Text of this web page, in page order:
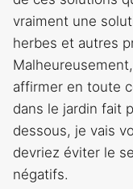
vraiment une
herbes et autres
affirmer en toute
dans le jardin fait
dessous, je vais
devriez éviter le
négatifs.